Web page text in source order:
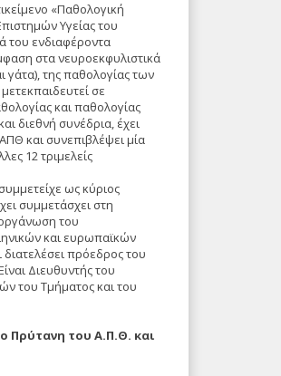
«Παθολογική
Υγείας του
του ενδιαφέροντα
στα νευροεκφυλιστικά
της παθολογίας των
σε
και παθολογίας
διεθνή συνέδρια, έχει
και συνεπιβλέψει μία
12 τριμελείς
ως κύριος
συμμετάσχει στη
του
και ευρωπαϊκών
διατελέσει πρόεδρος του
Διευθυντής του
του Τμήματος και του
Πρύτανη του Α.Π.Θ. και